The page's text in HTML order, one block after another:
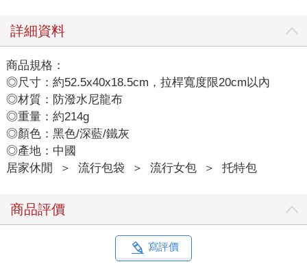
詳細資料
商品規格：
◎尺寸：約52.5x40x18.5cm，拉桿寬度限20cm以內
◎材質：防潑水尼龍布
◎重量：約214g
◎顏色：黑色/深藍/鐵灰
◎產地：中國
居家休閒
＞ 流行包袋 ＞ 流行女包 ＞ 托特包
商品評價
寫評價